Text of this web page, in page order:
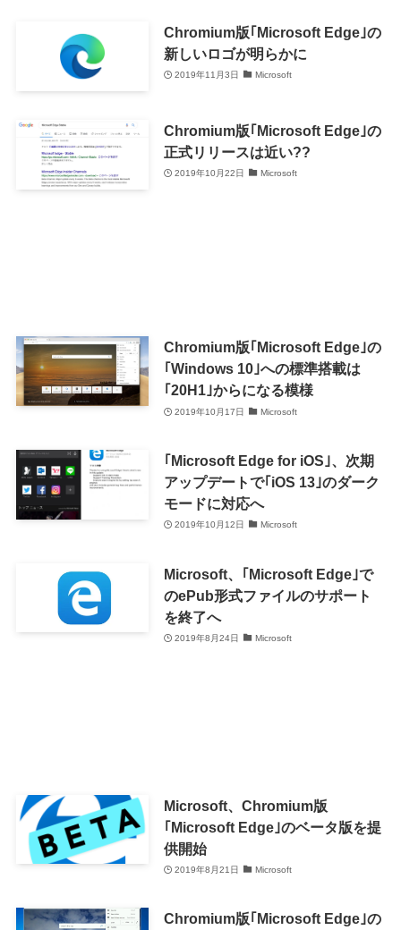
Chromium版｢Microsoft Edge｣の
新しいロゴが明らかに
2019年11月3日 Microsoft
Chromium版｢Microsoft Edge｣の
正式リリースは近い??
2019年10月22日 Microsoft
Chromium版｢Microsoft Edge｣の
｢Windows 10｣への標準搭載は
｢20H1｣からになる模様
2019年10月17日 Microsoft
｢Microsoft Edge for iOS｣、次期
アップデートで｢iOS 13｣のダーク
モードに対応へ
2019年10月12日 Microsoft
Microsoft、｢Microsoft Edge｣で
のePub形式ファイルのサポート
を終了へ
2019年8月24日 Microsoft
Microsoft、Chromium版
｢Microsoft Edge｣のベータ版を提
供開始
2019年8月21日 Microsoft
Chromium版｢Microsoft Edge｣の